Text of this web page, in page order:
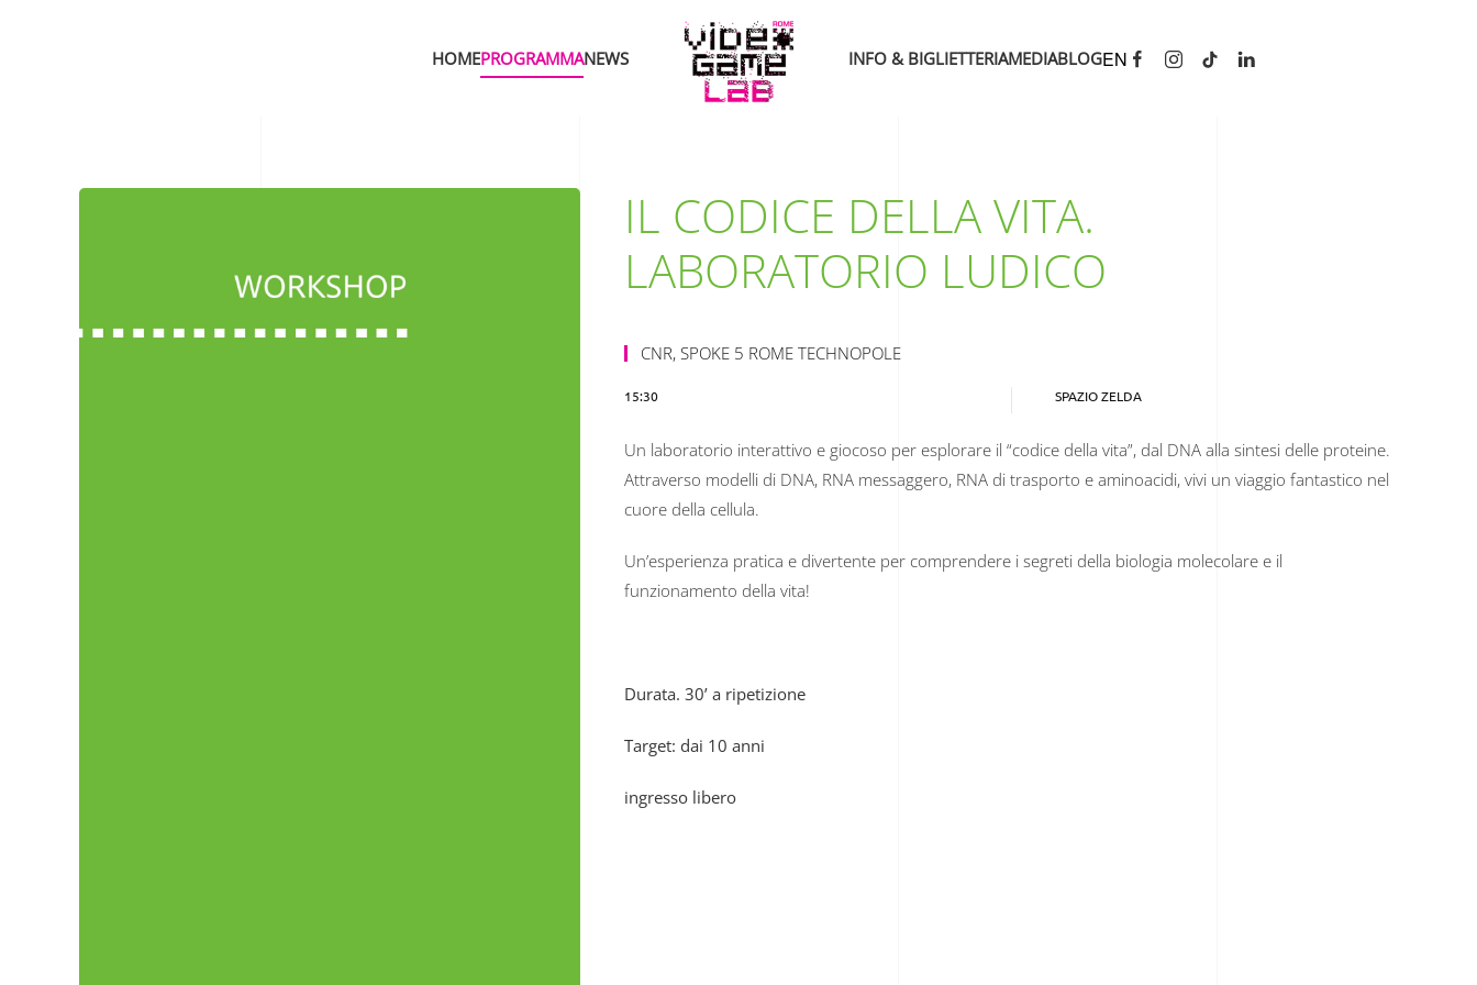
HOMEPROGRAMMANEWS INFO & BIGLIETTERIAMEDIABLOGEN
IL CODICE DELLA VITA.
LABORATORIO LUDICO
CNR, SPOKE 5 ROME TECHNOPOLE
15:30 SPAZIO ZELDA
Un laboratorio interattivo e giocoso per esplorare il “codice della vita”, dal DNA alla sintesi delle proteine.
Attraverso modelli di DNA, RNA messaggero, RNA di trasporto e aminoacidi, vivi un viaggio fantastico nel
cuore della cellula.
Un’esperienza pratica e divertente per comprendere i segreti della biologia molecolare e il
funzionamento della vita!
Durata. 30’ a ripetizione
Target: dai 10 anni
ingresso libero